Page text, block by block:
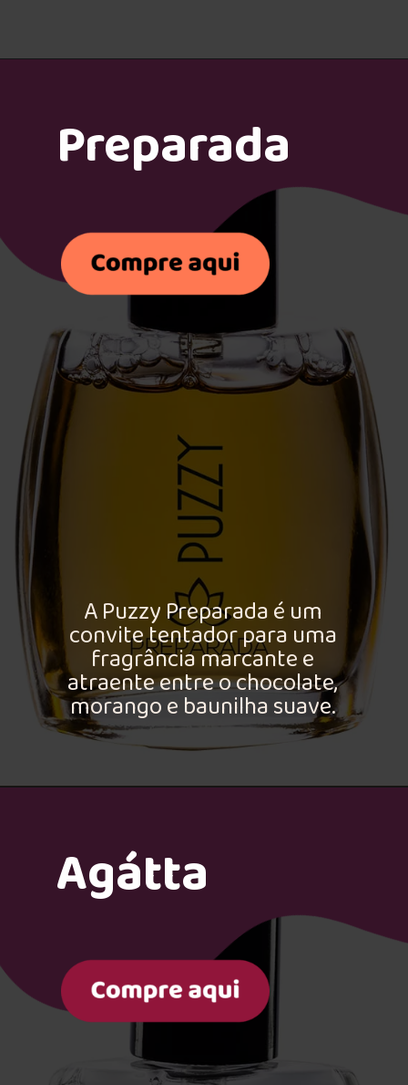
Morning
Preparada
A Puzzy Preparada é um
convite tentador para uma
fragrância marcante e
atraente entre o chocolate,
morango e baunilha suave.
Morning
Agátta